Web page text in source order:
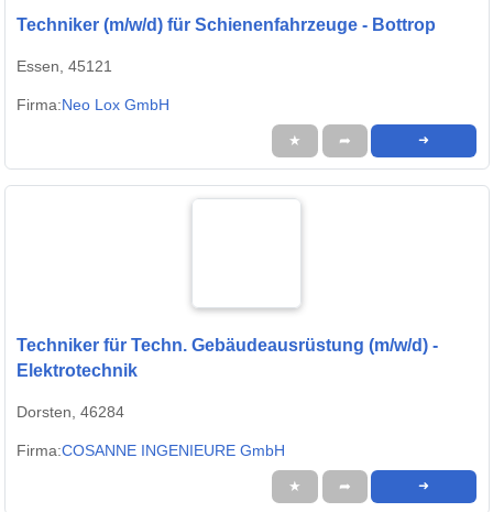
Techniker (m/w/d) für Schienenfahrzeuge - Bottrop
Essen, 45121
Firma:Neo Lox GmbH
★ ➦ ➜
Techniker für Techn. Gebäudeausrüstung (m/w/d) -
Elektrotechnik
Dorsten, 46284
Firma:COSANNE INGENIEURE GmbH
★ ➦ ➜